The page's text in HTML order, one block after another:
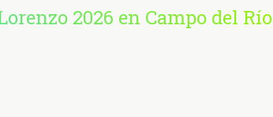
2026 en Campo del Río